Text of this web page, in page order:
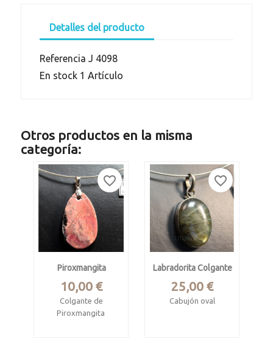
Detalles del producto
Referencia J 4098
En stock 1 Artículo
Otros productos en la misma
categoría:
Piroxmangita
Precio
10,00 €
Colgante de
Piroxmangita
favorite_border
Labradorita Colgante
Precio
25,00 €
Cabujón oval
favorite_border